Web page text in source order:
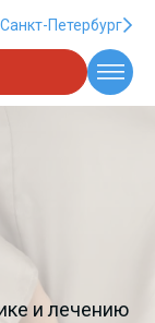
Санкт-Петербург
и лечению